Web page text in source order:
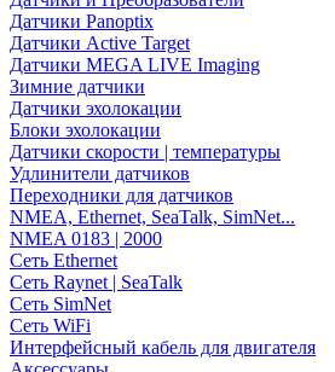
Датчики Panoptix
Датчики Active Target
Датчики MEGA LIVE Imaging
Зимние датчики
Датчики эхолокации
Блоки эхолокации
Датчики скорости | температуры
Удлинители датчиков
Переходники для датчиков
NMEA, Ethernet, SeaTalk, SimNet...
NMEA 0183 | 2000
Сеть Ethernet
Сеть Raynet | SeaTalk
Сеть SimNet
Сеть WiFi
Интерфейсный кабель для двигателя